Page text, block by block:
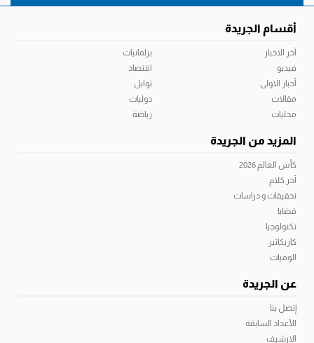
أقسام الجريدة
آخر الاخبار
فيديو
أخبار الاولى
مقالات
محليات
برلمانيات
اقتصاد
توابل
دوليات
رياضة
المزيد من الجريدة
كأس العالم 2026
آخر كلام
تحقيقات و دراسات
قضايا
تكنولوجيا
كاريكاتير
الوفيات
عن الجريدة
إتصل بنا
الأعداد السابقة
الارشيف